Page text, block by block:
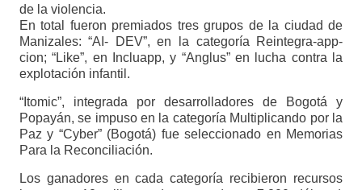
de la violencia.
En total fueron premiados tres grupos de la ciudad de
Manizales: “AI- DEV”, en la categoría Reintegra-app-
cion; “Like”, en Incluapp, y “Anglus” en lucha contra la
explotación infantil.
“Itomic”, integrada por desarrolladores de Bogotá y
Popayán, se impuso en la categoría Multiplicando por la
Paz y “Cyber” (Bogotá) fue seleccionado en Memorias
Para la Reconciliación.
Los ganadores en cada categoría recibieron recursos